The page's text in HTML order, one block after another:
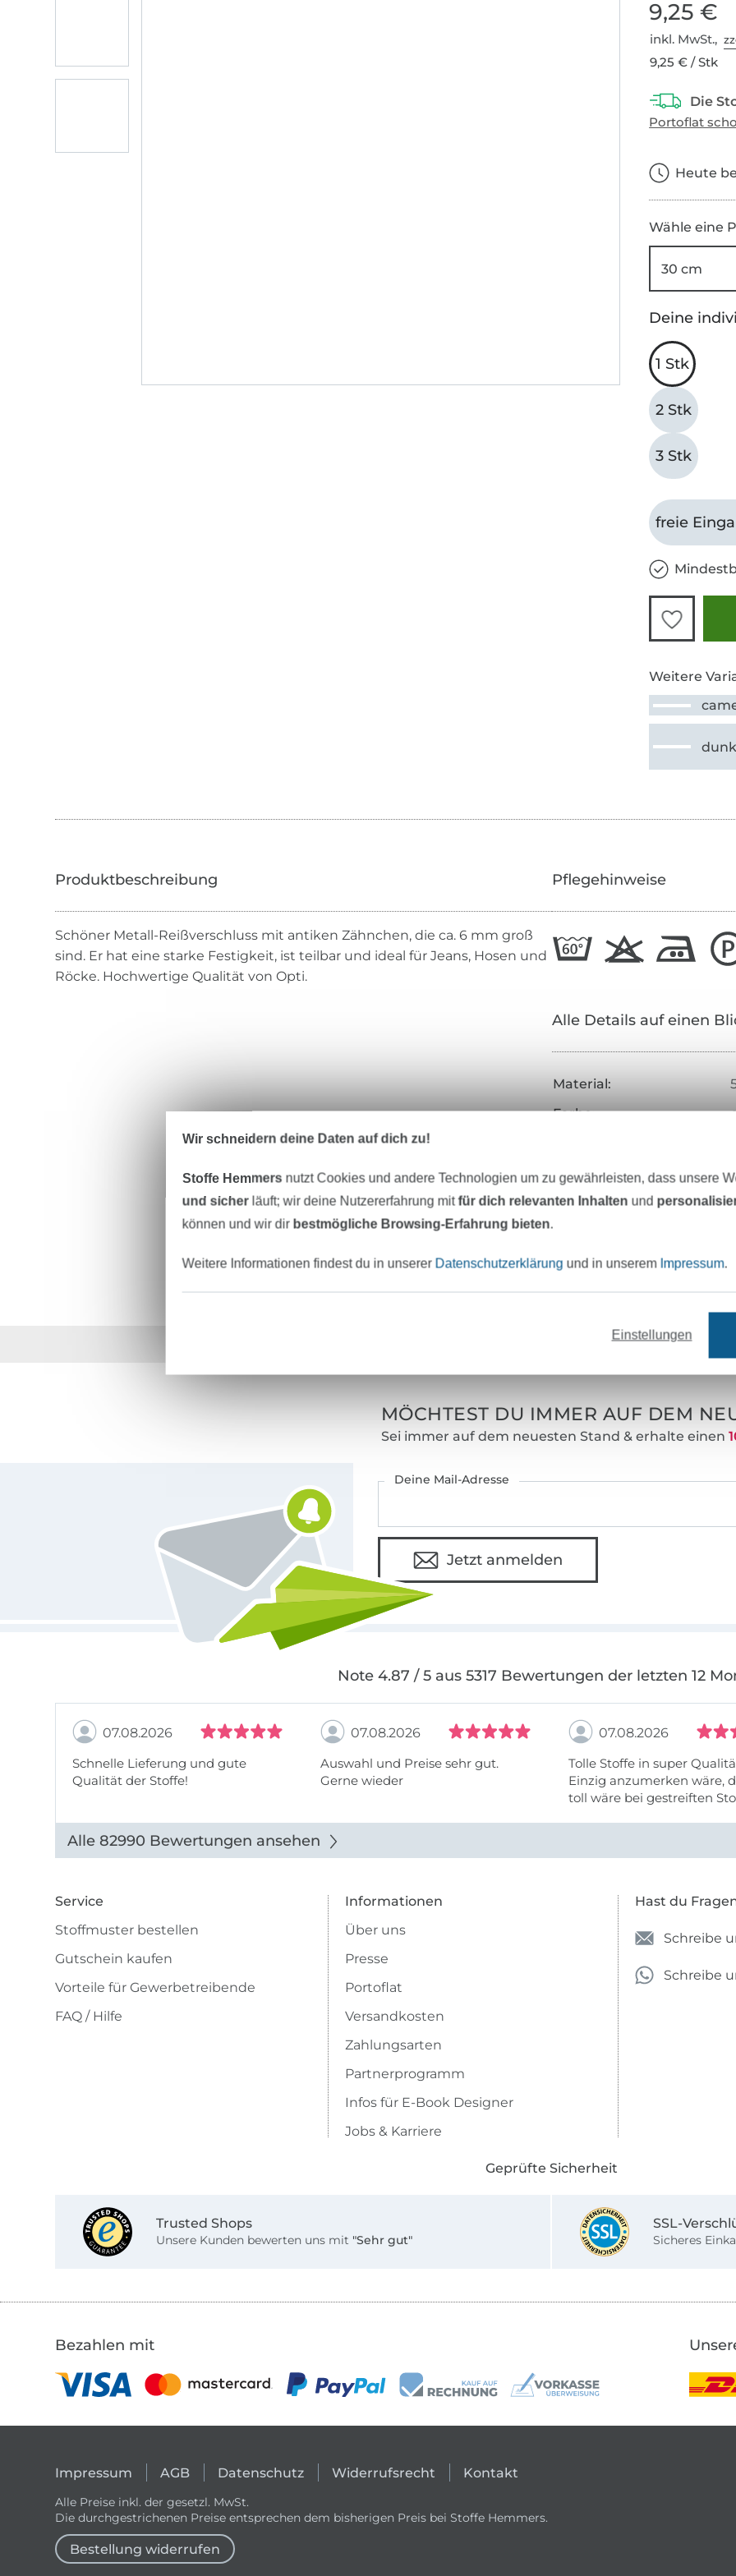
9,25 €
inkl. MwSt.,
9,25 € / Stk
Heute
Wähle eine
30 cm
Deine
1 Stk
2 Stk
3 Stk
freie
Weitere
Schöner Metall-Reißverschluss mit antiken Zähnchen, die ca. 6 mm groß
sind. Er hat eine starke Festigkeit, ist teilbar und ideal für Jeans, Hosen und
Röcke. Hochwertige Qualität von Opti.
Pflegehinweise
Alle Details auf einen
Material:
Farbe:
Testinstitut:
Zertifikatsnummer:
Art.Nr.:
Hersteller-Kontaktdaten
Über 80000 zufriedene Kunden
MÖCHTEST DU IMMER AUF DEM
Sei immer auf dem neuesten Stand & erhalte einen
Deine Mail-Adresse
Jetzt anmelden
Note 4.87 / 5 aus 5317 Bewertungen der letzten 12
07.08.2026
Schnelle Lieferung und gute
Qualität der Stoffe!
07.08.2026
Auswahl und Preise sehr gut.
Gerne wieder
07.08.2026
Tolle Stoffe in super
Einzig anzumerken wäre,
toll wäre bei gestreiften
Alle 82990 Bewertungen ansehen
Service
Stoffmuster bestellen
Gutschein kaufen
Vorteile für Gewerbetreibende
FAQ / Hilfe
Informationen
Über uns
Presse
Portoflat
Versandkosten
Zahlungsarten
Partnerprogramm
Infos für E-Book Designer
Jobs & Karriere
Hast du
Schreibe
Schreibe
Geprüfte Sicherheit
Trusted Shops
Unsere Kunden bewerten uns mit "Sehr gut"
SSL-
Sicheres
Bezahlen mit
Impressum AGB Datenschutz Widerrufsrecht Kontakt
Alle Preise inkl. der gesetzl. MwSt.
Die durchgestrichenen Preise entsprechen dem bisherigen Preis bei Stoffe Hemmers.
Bestellung widerrufen
Wir schneidern deine Daten auf dich zu!
Stoffe Hemmers nutzt Cookies und andere Technologien um zu gewährleisten, dass unsere
und sicherläuft; wir deine Nutzererfahrung mitfür dich relevanten Inhalten und
können und wir dir bestmögliche Browsing-Erfahrung bieten.
Weitere Informationen findest du in unserer Datenschutzerklärung und in unserem Impressum.
Einstellungen